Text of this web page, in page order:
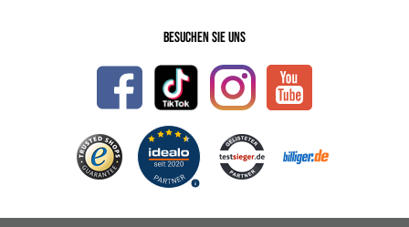
Besuchen Sie uns